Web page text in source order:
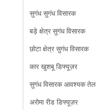
सुगंध सुगंध विसारक
बड़े क्षेत्र सुगंध विसारक
छोटा क्षेत्र सुगंध विसारक
कार खुशबू डिफ्यूज़र
सुगंध विसारक आवश्यक तेल
अरोमा रीड डिफ्यूज़र